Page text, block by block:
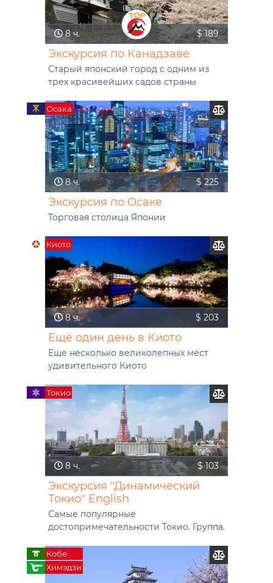
8 ч. $ 189
Экскурсия по Канадзаве
Старый японский город с одним из
трех красивейших садов страны
Осака
8 ч. $ 225
Экскурсия по Осаке
Торговая столица Японии
Киото
8 ч. $ 203
Ещё один день в Киото
Еще несколько великолепных мест
удивительного Киото
Токио
8 ч. $ 103
Экскурсия "Динамический
Токио" English
Самые популярные
достопримечательности Токио. Группа.
Кобе
Химэдзи